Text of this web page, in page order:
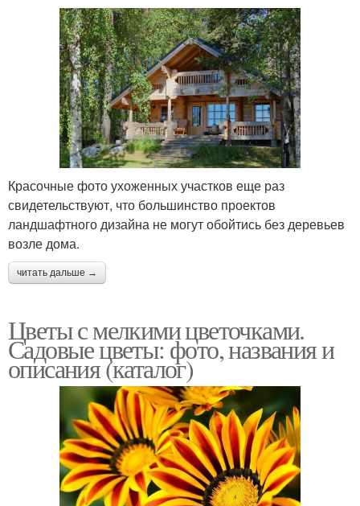
Красочные фото ухоженных участков еще раз
свидетельствуют, что большинство проектов
ландшафтного дизайна не могут обойтись без деревьев
возле дома.
читать дальше →
Цветы с мелкими цветочками.
Садовые цветы: фото, названия и
описания (каталог)